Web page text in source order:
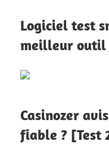
Logiciel test
meilleur outil
Casinozer
fiable ? [Test